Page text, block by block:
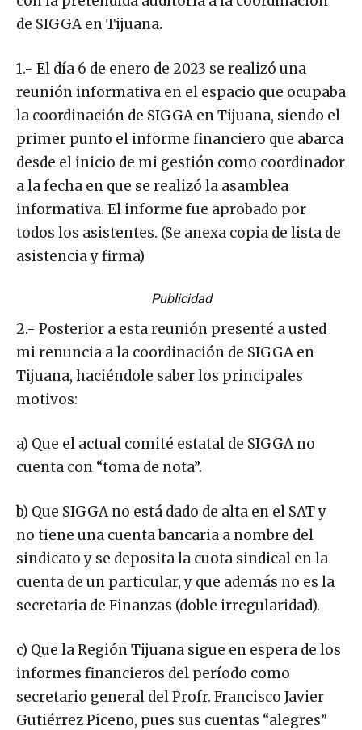
de SIGGA en Tijuana.
1.- El día 6 de enero de 2023 se realizó una
reunión informativa en el espacio que ocupaba
la coordinación de SIGGA en Tijuana, siendo el
primer punto el informe financiero que abarca
desde el inicio de mi gestión como coordinador
a la fecha en que se realizó la asamblea
informativa. El informe fue aprobado por
todos los asistentes. (Se anexa copia de lista de
asistencia y firma)
Publicidad
2.- Posterior a esta reunión presenté a usted
mi renuncia a la coordinación de SIGGA en
Tijuana, haciéndole saber los principales
motivos:
a) Que el actual comité estatal de SIGGA no
cuenta con “toma de nota”.
b) Que SIGGA no está dado de alta en el SAT y
no tiene una cuenta bancaria a nombre del
sindicato y se deposita la cuota sindical en la
cuenta de un particular, y que además no es la
secretaria de Finanzas (doble irregularidad).
c) Que la Región Tijuana sigue en espera de los
informes financieros del período como
secretario general del Profr. Francisco Javier
Gutiérrez Piceno, pues sus cuentas “alegres”